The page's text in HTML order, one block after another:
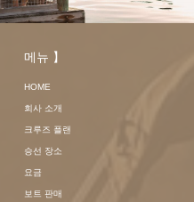
메뉴 】
HOME
회사 소개
크루즈 플랜
승선 장소
요금
보트 판매